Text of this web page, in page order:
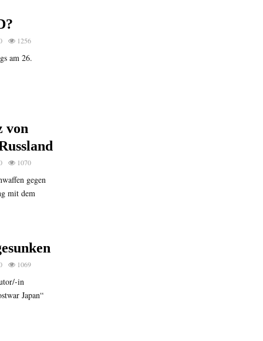
1256
am 26.
von
1070
gegen
mit dem
1069
in
Japan“